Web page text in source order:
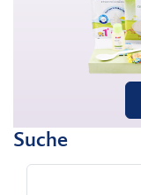
Suche